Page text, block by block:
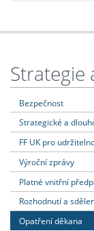
Strategie
Bezpečnost
Strategické a
FF UK pro
Výroční zprávy
Platné vnitřní
Rozhodnutí a
Opatření děkana